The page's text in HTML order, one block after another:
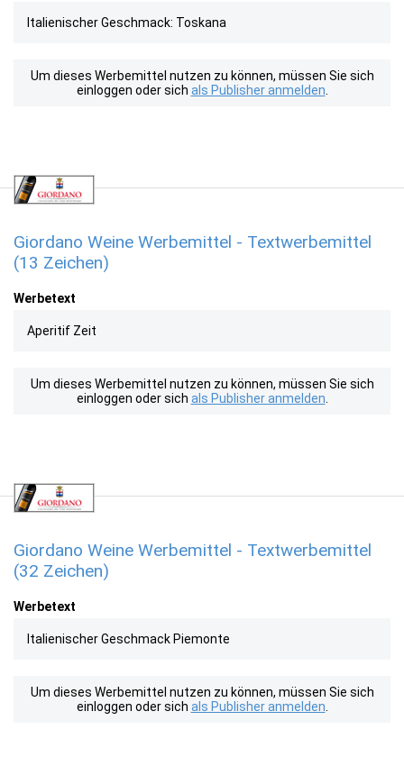
Italienischer Geschmack: Toskana
Um dieses Werbemittel nutzen zu können, müssen Sie sich
einloggen oder sich als Publisher anmelden
Giordano Weine Werbemittel - Textwerbemittel
(13 Zeichen)
Werbetext
Aperitif Zeit
Um dieses Werbemittel nutzen zu können, müssen Sie sich
einloggen oder sich als Publisher anmelden
Giordano Weine Werbemittel - Textwerbemittel
(32 Zeichen)
Werbetext
Italienischer Geschmack Piemonte
Um dieses Werbemittel nutzen zu können, müssen Sie sich
einloggen oder sich als Publisher anmelden